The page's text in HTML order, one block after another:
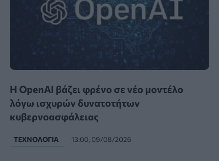
Η OpenAI βάζει φρένο σε νέο μοντέλο
λόγω ισχυρών δυνατοτήτων
κυβερνοασφάλειας
ΤΕΧΝΟΛΟΓΊΑ 13:00, 09/08/2026